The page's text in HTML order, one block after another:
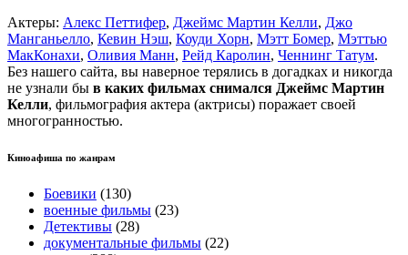
Актеры: Алекс Петтифер, Джеймс Мартин Келли, Джо
Манганьелло, Кевин Нэш, Коуди Хорн, Мэтт Бомер, Мэттью
МакКонахи, Оливия Манн, Рейд Каролин, Ченнинг Татум.
Без нашего сайта, вы наверное терялись в догадках и никогда
не узнали бы в каких фильмах снимался Джеймс Мартин
Келли, фильмография актера (актрисы) поражает своей
многогранностью.
Киноафиша по жанрам
Боевики (130)
военные фильмы (23)
Детективы (28)
документальные фильмы (22)